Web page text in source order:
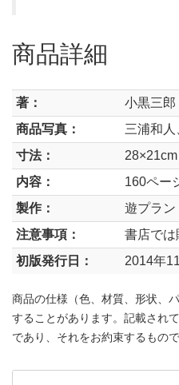
商品詳細
著：
小黒三郎
商品写真：
三浦和人
寸法：
28×21cm
内容：
160ペー
製作：
遊プラン
注意事項：
書店では
初版発行日：
2014年
商品の仕様（色、材質、形状、
することがあります。記載され
であり、それをお約束するもの